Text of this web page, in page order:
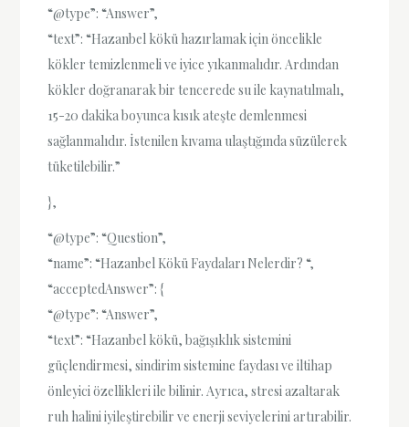
“@type”: “Answer”,
“text”: “Hazanbel kökü hazırlamak için öncelikle
kökler temizlenmeli ve iyice yıkanmalıdır. Ardından
kökler doğranarak bir tencerede su ile kaynatılmalı,
15-20 dakika boyunca kısık ateşte demlenmesi
sağlanmalıdır. İstenilen kıvama ulaştığında süzülerek
tüketilebilir.”
},
“@type”: “Question”,
“name”: “Hazanbel Kökü Faydaları Nelerdir? “,
“acceptedAnswer”: {
“@type”: “Answer”,
“text”: “Hazanbel kökü, bağışıklık sistemini
güçlendirmesi, sindirim sistemine faydası ve iltihap
önleyici özellikleri ile bilinir. Ayrıca, stresi azaltarak
ruh halini iyileştirebilir ve enerji seviyelerini artırabilir.